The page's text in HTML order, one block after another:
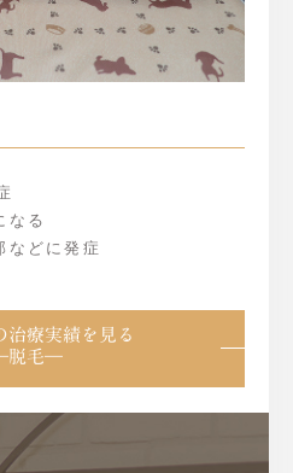
なる
などに発症
治療実績を見る
脱毛―